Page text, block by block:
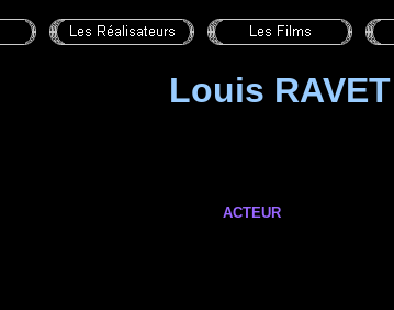
Louis RAVET
ACTEUR